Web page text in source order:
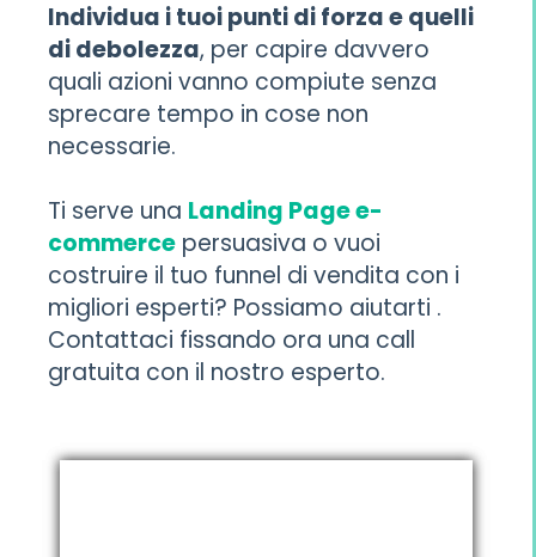
Individua i tuoi punti di forza e quelli
di debolezza, per capire davvero
quali azioni vanno compiute senza
sprecare tempo in cose non
necessarie.
Ti serve una Landing Page e-
commerce persuasiva o vuoi
costruire il tuo funnel di vendita con i
migliori esperti? Possiamo aiutarti .
Contattaci fissando ora una call
gratuita con il nostro esperto.